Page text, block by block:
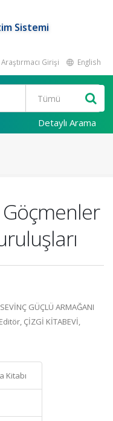
Sistemi
Araştırmacı Girişi English
Detaylı Arama
Göçmenler
GÜÇLÜ ARMAĞANI
ÇİZGİ KİTABEVİ,
Kitabı